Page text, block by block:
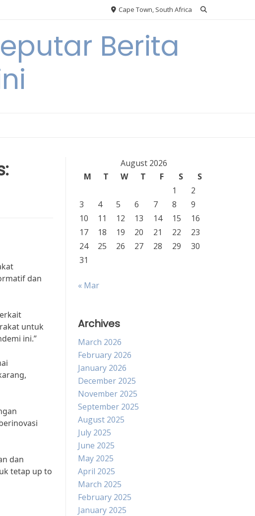
Cape Town, South Africa
Berita
dan
untuk
ini.”
dan
tetap up to
August 2026
M
T W T F S
S
1
2
3
4 5 6 7 8
9
10
11 12 13 14 15
16
17
18 19 20 21 22
23
24
25 26 27 28 29
30
31
« Mar
Archives
March 2026
February 2026
January 2026
December 2025
November 2025
September 2025
August 2025
July 2025
June 2025
May 2025
April 2025
March 2025
February 2025
January 2025